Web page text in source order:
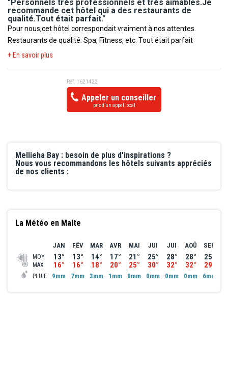
"Personnels très professionnels et très aimables.Je
recommande cet hôtel qui a des restaurants de
qualité.Tout était parfait."
Pour nous,cet hôtel correspondait vraiment à nos attentes.
Restaurants de qualité. Spa, Fitness, etc. Tout était parfait
+ En savoir plus
Réf. 1621422
Appeler un conseiller
prix d’un appel local
Mellieha Bay : besoin de plus d'inspirations ?
Nous vous recommandons les hôtels suivants appréciés
de nos clients :
La Météo en Malte
MOY
MAX
PLUIE
JAN
13°
16°
9mm
FÉV
13°
16°
7mm
MAR
14°
18°
3mm
AVR
17°
20°
1mm
MAI
21°
25°
0mm
JUI
25°
30°
0mm
JUI
28°
32°
0mm
AOÛ
28°
32°
0mm
SEP
25°
29°
6mm